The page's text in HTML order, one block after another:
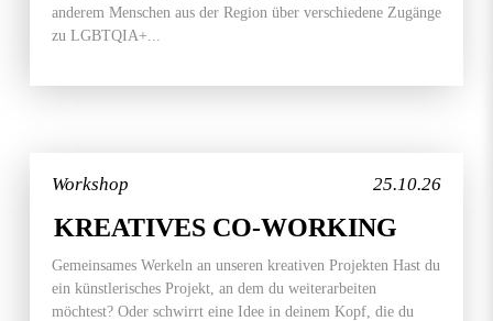
anderem Menschen aus der Region über verschiedene Zugänge
zu LGBTQIA+...
25.10.26
Workshop
KREATIVES CO-WORKING
Gemeinsames Werkeln an unseren kreativen Projekten Hast du
ein künstlerisches Projekt, an dem du weiterarbeiten
möchtest? Oder schwirrt eine Idee in deinem Kopf, die du